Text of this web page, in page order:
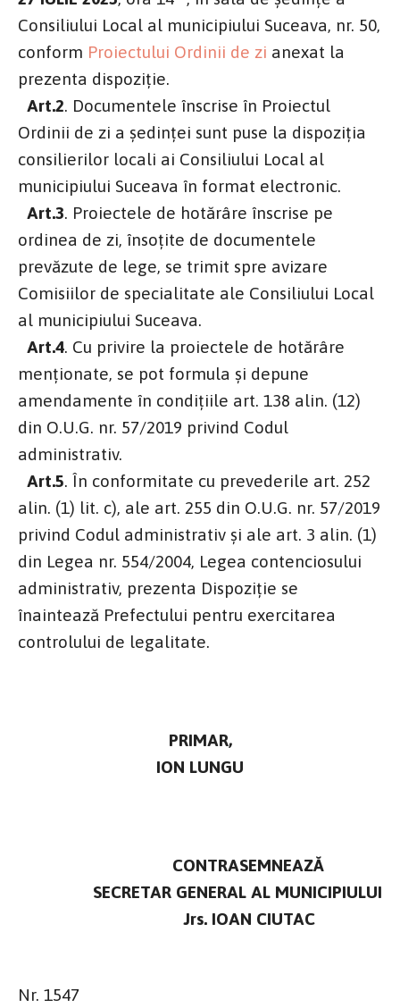
Consiliului Local al municipiului Suceava, nr. 50,
conform Proiectului Ordinii de zi anexat la
prezenta dispoziţie.
Art.2. Documentele înscrise în Proiectul
Ordinii de zi a şedinţei sunt puse la dispoziţia
consilierilor locali ai Consiliului Local al
municipiului Suceava în format electronic.
Art.3. Proiectele de hotărâre înscrise pe
ordinea de zi, însoţite de documentele
prevăzute de lege, se trimit spre avizare
Comisiilor de specialitate ale Consiliului Local
al municipiului Suceava.
Art.4. Cu privire la proiectele de hotărâre
menţionate, se pot formula şi depune
amendamente în condiţiile art. 138 alin. (12)
din O.U.G. nr. 57/2019 privind Codul
administrativ.
Art.5. În conformitate cu prevederile art. 252
alin. (1) lit. c), ale art. 255 din O.U.G. nr. 57/2019
privind Codul administrativ și ale art. 3 alin. (1)
din Legea nr. 554/2004, Legea contenciosului
administrativ, prezenta Dispoziție se
înaintează Prefectului pentru exercitarea
controlului de legalitate.
PRIMAR,
ION LUNGU
CONTRASEMNEAZĂ
SECRETAR GENERAL AL MUNICIPIULUI
Jrs. IOAN CIUTAC
Nr. 1547